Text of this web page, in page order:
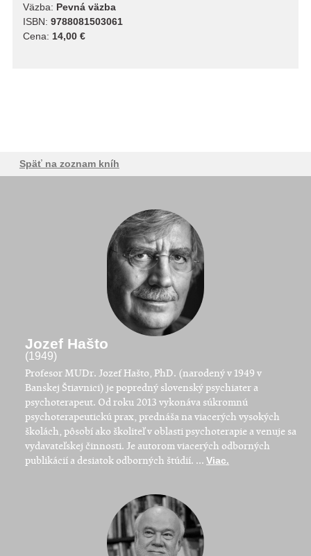
Väzba: Pevná väzba
ISBN: 9788081503061
Cena: 14,00 €
Späť na zoznam kníh
Jozef Hašto
(1949)
​Profesor MUDr. Jozef Hašto, PhD. (narodený v 1949 v
Banskej Štiavnici) je popredný slovenský psychiater a
psychoterapeut. Od roku 2013 vykonáva súkromnú
psychoterapeutickú prax, prednáša na viacerých vysokých
školách, pôsobí ako školiteľ v oblasti psychoterapie a venuje sa
vydavateľskej činnosti. Je autorom viacerých odborných
publikácií a desiatok odborných štúdií. ...Viac.